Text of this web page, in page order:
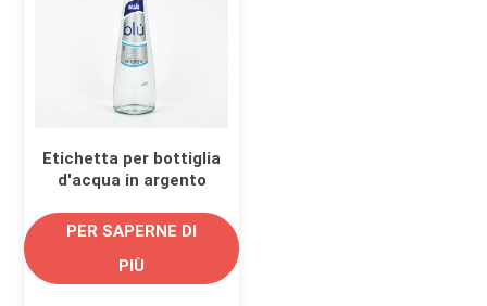
Etichetta per bottiglia
d'acqua in argento
per imballaggio di
PER SAPERNE DI
PIÙ